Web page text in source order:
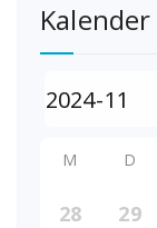
Kalender
M D
28 29